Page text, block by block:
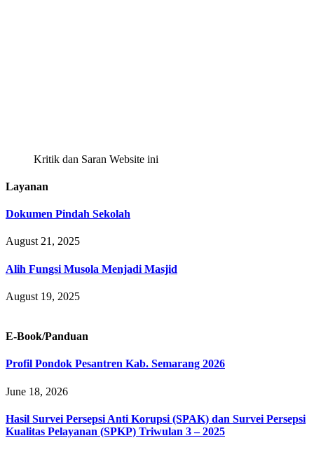
Kritik dan Saran Website ini
Layanan
Dokumen Pindah Sekolah
August 21, 2025
Alih Fungsi Musola Menjadi Masjid
August 19, 2025
E-Book/Panduan
Profil Pondok Pesantren Kab. Semarang 2026
June 18, 2026
Hasil Survei Persepsi Anti Korupsi (SPAK) dan Survei Persepsi
Kualitas Pelayanan (SPKP) Triwulan 3 – 2025